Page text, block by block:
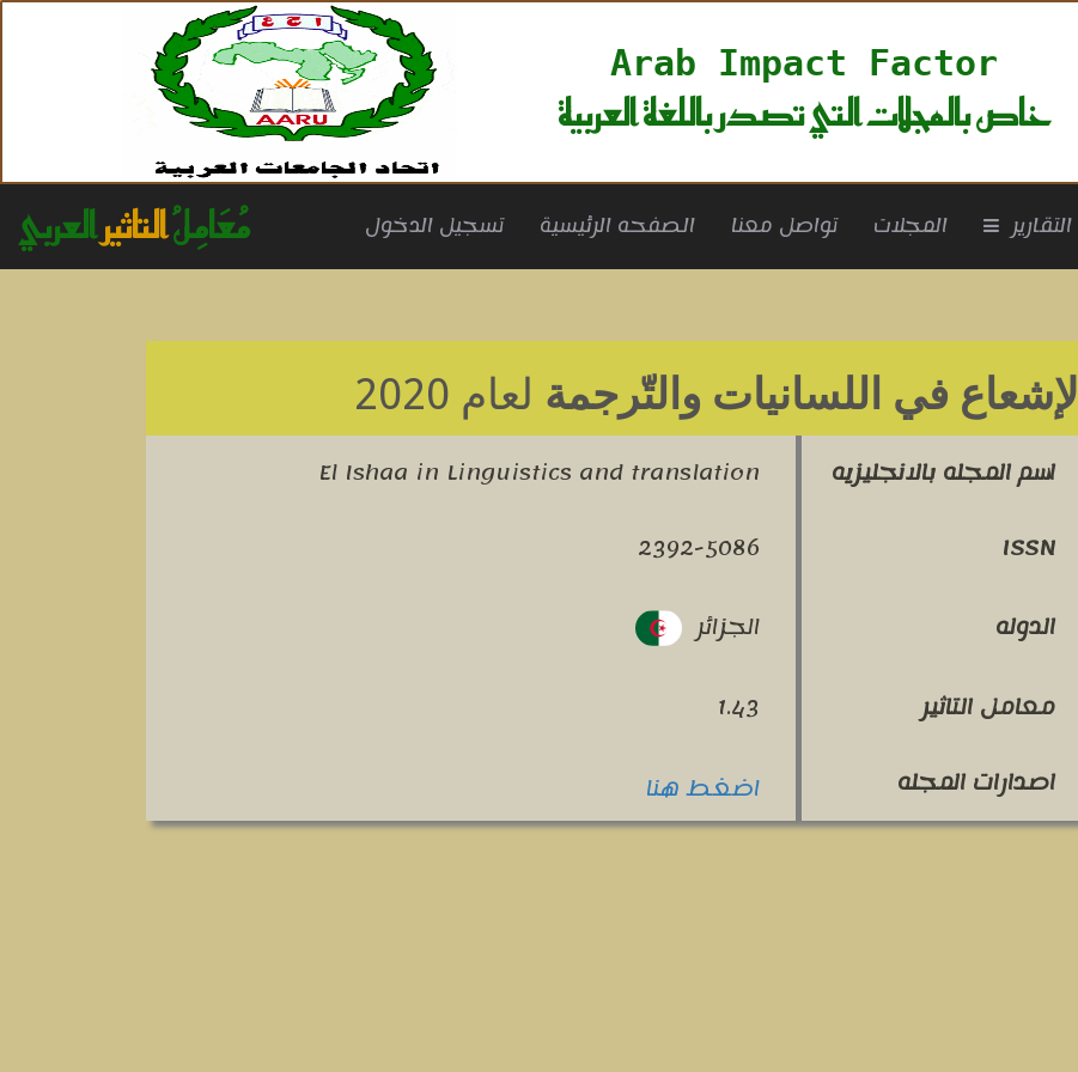
Arab Impact Factor
خاص بالمجلات التي تصدر باللغة العربية
مُعَامِلُالتاثيرالعربي تسجيل الدخول الصفحه الرئيسية تواصل معنا المجلات التقارير
الإشعاع في اللسانيات والتّرجمة لعام 2020
اسم المجله بالانجليزيه
El Ishaa in Linguistics and translation
ISSN
2392-5086
الدوله
الجزائر
معامل التاثير
1.43
اصدارات المجله
اضغط هنا